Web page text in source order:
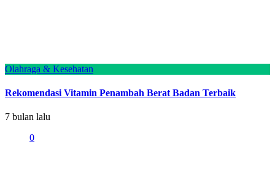
Olahraga & Kesehatan
Rekomendasi Vitamin Penambah Berat Badan Terbaik
7 bulan lalu
0